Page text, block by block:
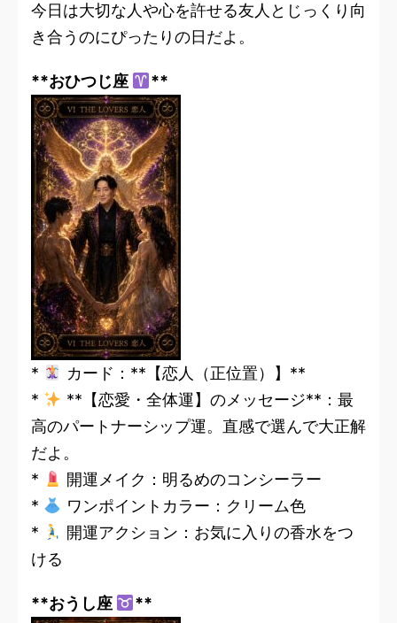
今日は大切な人や心を許せる友人とじっくり向
き合うのにぴったりの日だよ。
**おひつじ座 **
*
カード：**【恋人（正位置）】**
*
**【恋愛・全体運】のメッセージ**：最
高のパートナーシップ運。直感で選んで大正解
だよ。
*
開運メイク：明るめのコンシーラー
*
ワンポイントカラー：クリーム色
*
開運アクション：お気に入りの香水をつ
ける
**おうし座 **